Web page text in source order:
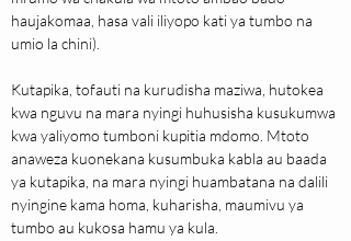
haujakomaa, hasa vali iliyopo kati ya tumbo na
umio la chini).
Kutapika, tofauti na kurudisha maziwa, hutokea
kwa nguvu na mara nyingi huhusisha kusukumwa
kwa yaliyomo tumboni kupitia mdomo. Mtoto
anaweza kuonekana kusumbuka kabla au baada
ya kutapika, na mara nyingi huambatana na dalili
nyingine kama homa, kuharisha, maumivu ya
tumbo au kukosa hamu ya kula.